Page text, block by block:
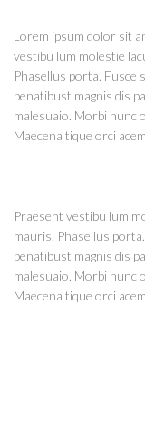
Lorem ipsum dolor sit
vestibu lum molestie
Phasellus porta. Fusce
penatibust magnis dis
malesuaio. Morbi nunc
Maecena tique orci
Praesent vestibu lum
mauris. Phasellus
penatibust magnis dis
malesuaio. Morbi nunc
Maecena tique orci